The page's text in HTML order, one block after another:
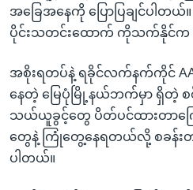
ရန်အခြေအနေကို ပြောပြချင်ပါတယ်
ပိုင်းသတင်းထောက် ကိုသက်နိုင်က
အစိုးရတပ်နဲ့ ရခိုင်လက်နက်ကိုင်
နေတဲ့ မြေပုံမြို့နယ်ဘက်မှာ ရှိတဲ့ စစ်
သယ်ယူခွင့်တွေ ပိတ်ပင်ထားတာကြေ
တွေနဲ့ ကြုံတွေ့နေရတယ်လို့ စခန်း
ပါတယ်။